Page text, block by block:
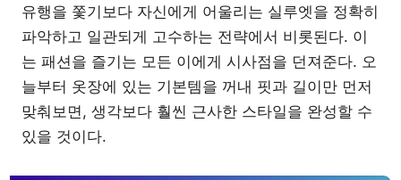
유행을 쫓기보다 자신에게 어울리는 실루엣을 정확히
파악하고 일관되게 고수하는 전략에서 비롯된다. 이
는 패션을 즐기는 모든 이에게 시사점을 던져준다. 오
늘부터 옷장에 있는 기본템을 꺼내 핏과 길이만 먼저
맞춰보면, 생각보다 훨씬 근사한 스타일을 완성할 수
있을 것이다.